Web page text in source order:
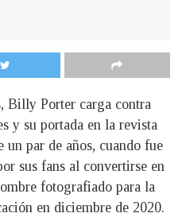
Billy Porter carga contra
y su portada en la revista
un par de años, cuando fue
sus fans al convertirse en
fotografiado para la
en diciembre de 2020.